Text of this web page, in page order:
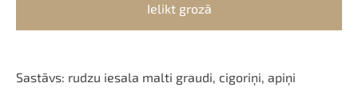
Ielikt grozā
Sastāvs: rudzu iesala malti graudi, cigoriņi, apiņi